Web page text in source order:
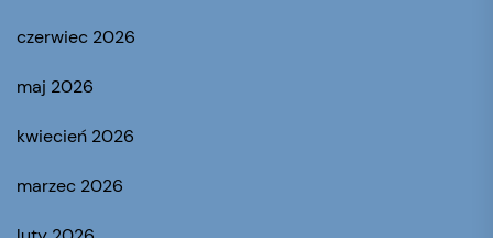
czerwiec 2026
maj 2026
kwiecień 2026
marzec 2026